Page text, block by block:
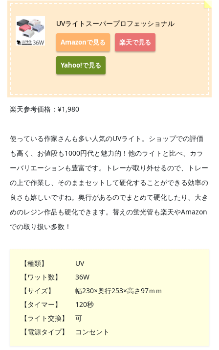
UVライトスーパープロフェッショナル
Amazonで見る 楽天で見る
Yahoo!で見る
楽天参考価格：¥1,980
使っている作家さんも多い人気のUVライト。ショップでの評価
も高く、お値段も1000円代と魅力的！他のライトと比べ、カラ
ーバリエーションも豊富です。トレーが取り外せるので、トレー
の上で作業し、そのままセットして硬化することができる効率の
良さも嬉しいですね。奥行があるのでまとめて硬化したり、大き
めのレジン作品も硬化できます。替えの蛍光管も楽天やAmazon
での取り扱い多数！
【種類】 UV
【ワット数】 36W
【サイズ】 幅230×奥行253×高さ97ｍｍ
【タイマー】 120秒
【ライト交換】 可
【電源タイプ】 コンセント